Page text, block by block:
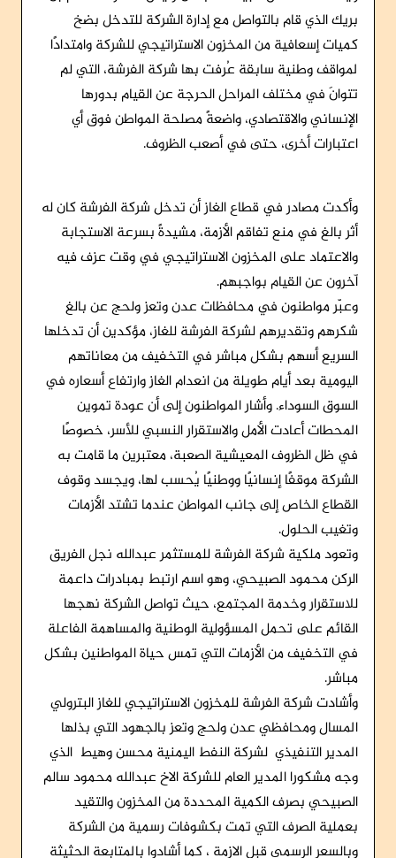
بريك الذي قام بالتواصل مع إدارة الشركة للتدخل بضخ
كميات إسعافية من المخزون الاستراتيجي للشركة وامتدادًا
لمواقف وطنية سابقة عُرفت بها شركة الفرشة، التي لم
تتوانَ في مختلف المراحل الحرجة عن القيام بدورها
الإنساني والاقتصادي، واضعةً مصلحة المواطن فوق أي
اعتبارات أخرى، حتى في أصعب الظروف.
وأكدت مصادر في قطاع الغاز أن تدخل شركة الفرشة كان له
أثر بالغ في منع تفاقم الأزمة، مشيدةً بسرعة الاستجابة
والاعتماد على المخزون الاستراتيجي في وقت عزف فيه
آخرون عن القيام بواجبهم.
وعبّر مواطنون في محافظات عدن وتعز ولحج عن بالغ
شكرهم وتقديرهم لشركة الفرشة للغاز، مؤكدين أن تدخلها
السريع أسهم بشكل مباشر في التخفيف من معاناتهم
اليومية بعد أيام طويلة من انعدام الغاز وارتفاع أسعاره في
السوق السوداء. وأشار المواطنون إلى أن عودة تموين
المحطات أعادت الأمل والاستقرار النسبي للأسر، خصوصًا
في ظل الظروف المعيشية الصعبة، معتبرين ما قامت به
الشركة موقفًا إنسانيًا ووطنيًا يُحسب لها، ويجسد وقوف
القطاع الخاص إلى جانب المواطن عندما تشتد الأزمات
وتغيب الحلول.
وتعود ملكية شركة الفرشة للمستثمر عبدالله نجل الفريق
الركن محمود الصبيحي، وهو اسم ارتبط بمبادرات داعمة
للاستقرار وخدمة المجتمع، حيث تواصل الشركة نهجها
القائم على تحمل المسؤولية الوطنية والمساهمة الفاعلة
في التخفيف من الأزمات التي تمس حياة المواطنين بشكل
مباشر.
وأشادت شركة الفرشة للمخزون الاستراتيجي للغاز البترولي
المسال ومحافظي عدن ولحج وتعز بالجهود التي بذلها
المدير التنفيذي لشركة النفط اليمنية محسن وهيط الذي
وجه مشكورا المدير العام للشركة الاخ عبدالله محمود سالم
الصبيحي بصرف الكمية المحددة من المخزون والتقيد
بعملية الصرف التي تمت بكشوفات رسمية من الشركة
وبالسعر الرسمي قبل الازمة ، كما أشادوا بالمتابعة الحثيثة